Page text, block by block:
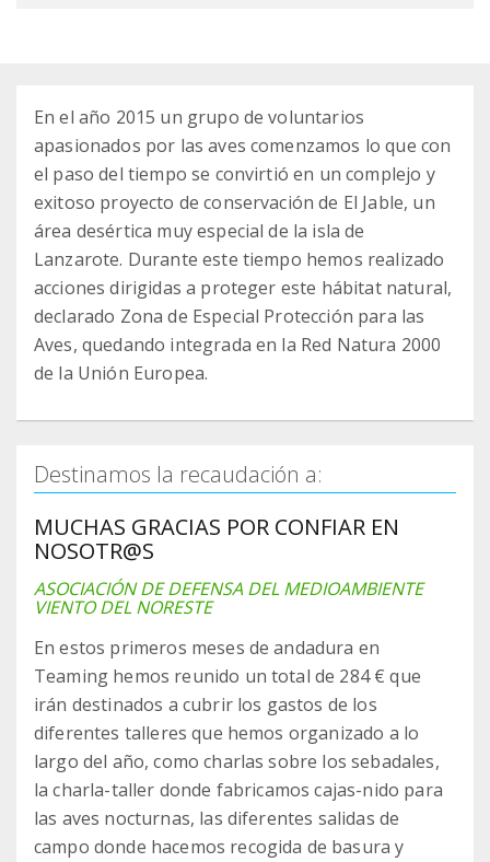
En el año 2015 un grupo de voluntarios
apasionados por las aves comenzamos lo que con
el paso del tiempo se convirtió en un complejo y
exitoso proyecto de conservación de El Jable, un
área desértica muy especial de la isla de
Lanzarote. Durante este tiempo hemos realizado
acciones dirigidas a proteger este hábitat natural,
declarado Zona de Especial Protección para las
Aves, quedando integrada en la Red Natura 2000
de la Unión Europea.
Destinamos la recaudación a:
MUCHAS GRACIAS POR CONFIAR EN
NOSOTR@S
ASOCIACIÓN DE DEFENSA DEL MEDIOAMBIENTE
VIENTO DEL NORESTE
En estos primeros meses de andadura en
Teaming hemos reunido un total de 284 € que
irán destinados a cubrir los gastos de los
diferentes talleres que hemos organizado a lo
largo del año, como charlas sobre los sebadales,
la charla-taller donde fabricamos cajas-nido para
las aves nocturnas, las diferentes salidas de
campo donde hacemos recogida de basura y